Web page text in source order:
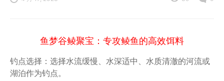
鱼梦谷鲮聚宝：专攻鲮鱼的高效饵料
钓点选择：选择水流缓慢、水深适中、水质清澈的河流或
湖泊作为钓点。